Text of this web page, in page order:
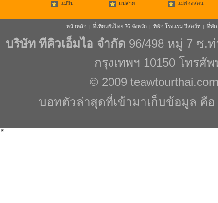
แม่ริม
แม่สาย แม่ฮ่องสอน
หน้าหลัก | ที่เที่ยวทั่วไทย 76 จังหวัด | ที่พัก โรงแรม รีสอร์ท | ที่พัก
บริษัท ทีคิวเอ็มไอ จำกัด 96/498 หมู่ 7 ซ.
กรุงเทพฯ 10150 โทรศั
© 2009 teawtourthai.com
บอทตัวล่าสุดที่เข้ามาเก็บข้อมูล คือ